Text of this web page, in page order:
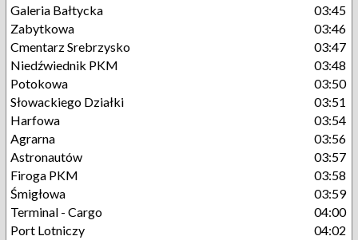
Galeria Bałtycka
03:45
Zabytkowa
03:46
Cmentarz Srebrzysko
03:47
Niedźwiednik PKM
03:48
Potokowa
03:50
Słowackiego Działki
03:51
Harfowa
03:54
Agrarna
03:56
Astronautów
03:57
Firoga PKM
03:58
Śmigłowa
03:59
Terminal - Cargo
04:00
Port Lotniczy
04:02